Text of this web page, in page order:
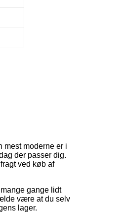
mest moderne er i
der passer dig.
ved køb af
gange lidt
være at du selv
lager.